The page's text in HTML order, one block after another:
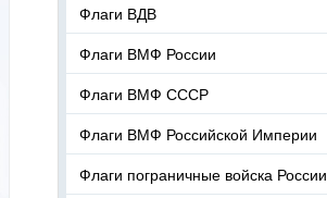
Флаги ВДВ
Флаги ВМФ России
Флаги ВМФ СССР
Флаги ВМФ Российской Империи
Флаги пограничные войска России